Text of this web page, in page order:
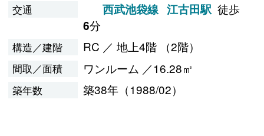
交通 西武池袋線 江古田駅 徒歩
6分
構造／建階 RC ／ 地上4階 （2階）
間取／面積 ワンルーム ／16.28㎡
築年数 築38年（1988/02）